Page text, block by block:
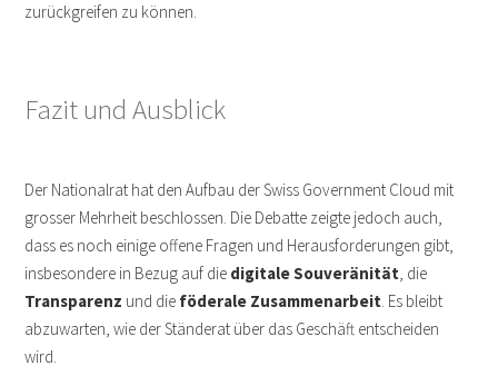
zurückgreifen zu können.
Fazit und Ausblick
Der Nationalrat hat den Aufbau der Swiss Government Cloud mit
grosser Mehrheit beschlossen. Die Debatte zeigte jedoch auch,
dass es noch einige offene Fragen und Herausforderungen gibt,
insbesondere in Bezug auf die digitale Souveränität, die
Transparenz und die föderale Zusammenarbeit. Es bleibt
abzuwarten, wie der Ständerat über das Geschäft entscheiden
wird.